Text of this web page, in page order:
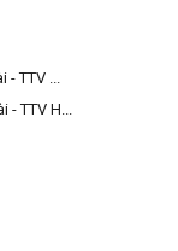
- TTV ...
TTV H...